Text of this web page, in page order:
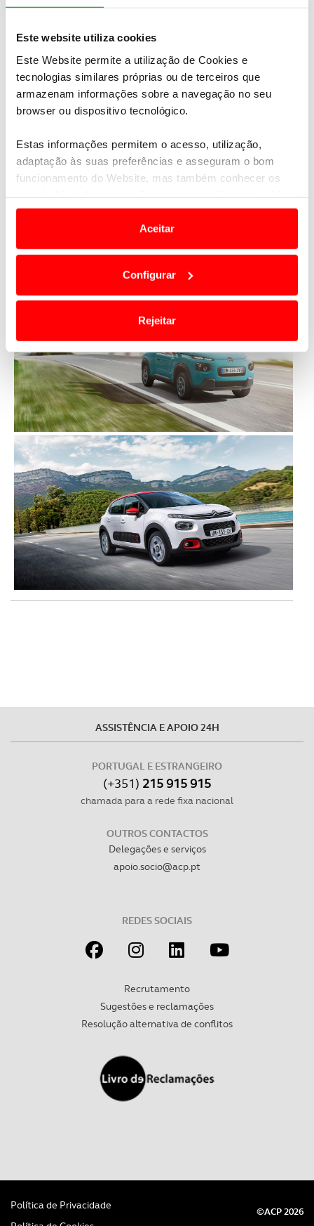
Este website utiliza cookies
Este Website permite a utilização de Cookies e
tecnologias similares próprias ou de terceiros que
armazenam informações sobre a navegação no seu
browser ou dispositivo tecnológico.
Estas informações permitem o acesso, utilização,
adaptação às suas preferências e asseguram o bom
funcionamento do Website, mas também conhecer os
e anúncios de modo a promover produtos e/ou serviços.
Em alguns casos, a utilização destas tecnologias
termos e a todo o tempo as suas preferências e limitando
o acesso a informações durante a navegação no
personalizar conteúdos e anúncios, para lhe proporcionar
funcionalidades de redes sociais, bem como para
analisar dados de navegação no nosso website.
Adicionalmente partilhamos informação, relativa à sua
utilização do nosso site de publicidade e de análise, com
parceiros e organizações na UE e em países terceiros.
O ACP garantirá que as transferências internacionais de
dados pessoais serão realizadas apenas com o seu
consentimento e quando tal se afigure estritamente
necessário no contexto dos serviços a prestar.
Realçamos que o bloqueio de certo tipo de Cookies e
tecnologias similares pode ter impacto na sua
Aceitar
Configurar
Rejeitar
ASSISTÊNCIA E APOIO 24H
PORTUGAL E ESTRANGEIRO
(+351) 215 915 915
chamada para a rede fixa nacional
OUTROS CONTACTOS
Delegações e serviços
apoio.socio@acp.pt
REDES SOCIAIS
Recrutamento
Sugestões e reclamações
Resolução alternativa de conflitos
Política de Privacidade
©ACP 2026